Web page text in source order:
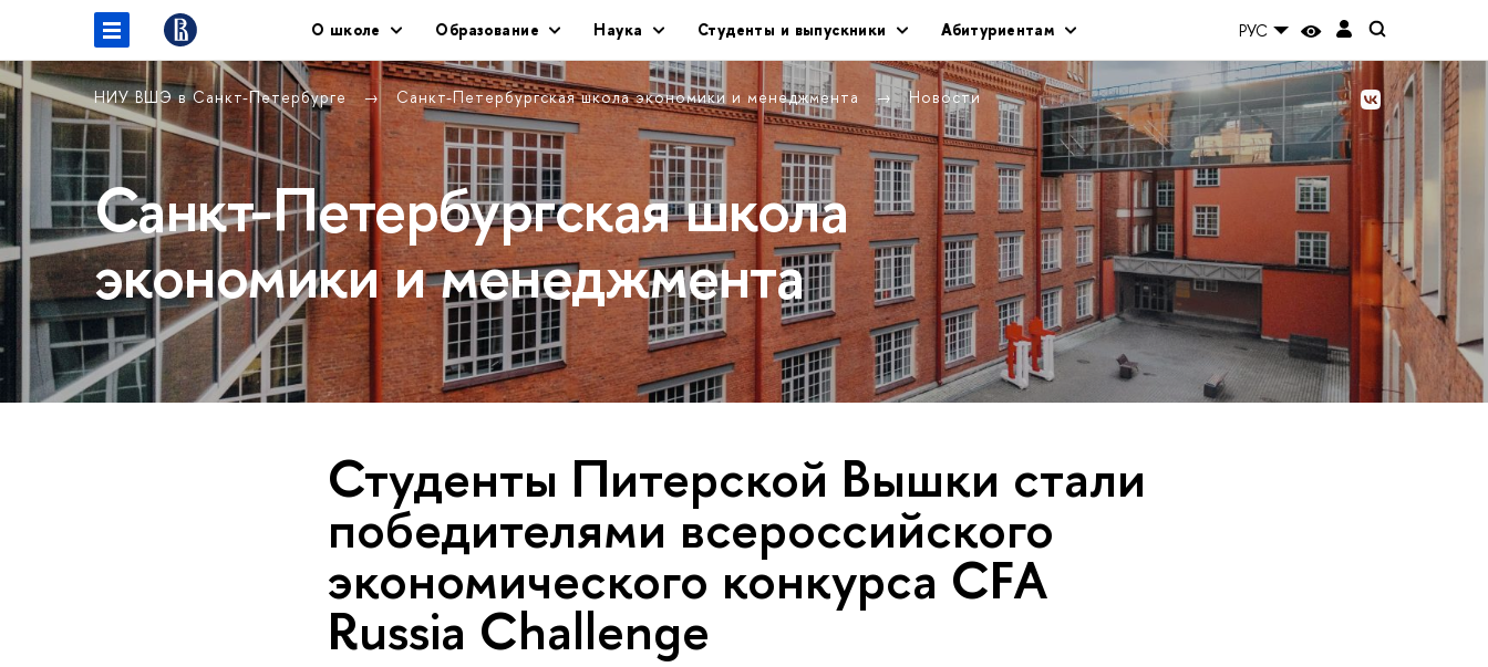
О школе Образование Наука Студенты и выпускники Абитуриентам РУС
НИУ ВШЭ в Санкт-Петербурге Санкт-Петербургская школа экономики и менеджмента Новости
Санкт-Петербургская школа
экономики и менеджмента
Студенты Питерской Вышки стали
победителями всероссийского
экономического конкурса CFA
Russia Challenge